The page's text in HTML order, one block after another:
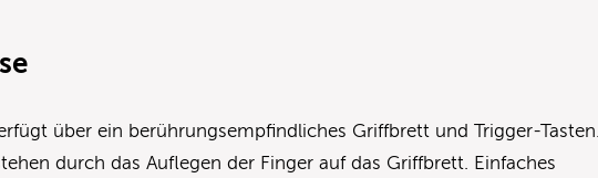
über ein berührungsempfindliches Griffbrett und Trigger-Tasten.
durch das Auflegen der Finger auf das Griffbrett. Einfaches